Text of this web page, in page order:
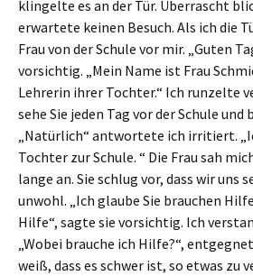
klingelte es an der Tür. Überrascht
erwartete keinen Besuch. Als ich die
Frau von der Schule vor mir. „Guten
vorsichtig. „Mein Name ist Frau
Lehrerin ihrer Tochter.“ Ich runzelte
sehe Sie jeden Tag vor der Schule und
„Natürlich“ antwortete ich irritiert.
Tochter zur Schule. “ Die Frau sah
lange an. Sie schlug vor, dass wir uns
unwohl. „Ich glaube Sie brauchen
Hilfe“, sagte sie vorsichtig. Ich
„Wobei brauche ich Hilfe?“,
weiß, dass es schwer ist, so etwas zu